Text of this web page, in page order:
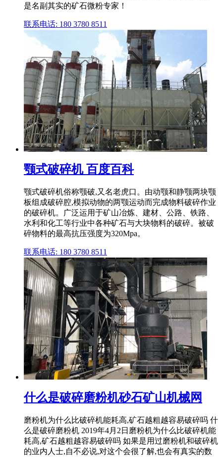
是名副其实的矿石微粉专家！
联系电话: 180 3780 8511
颚式破碎机 百度百科
颚式破碎机俗称颚破,又名老虎口。由动颚和静颚两块颚
板组成破碎腔,模拟动物的两颚运动而完成物料破碎作业
的破碎机。广泛运用于矿山冶炼、建材、公路、铁路、
水利和化工等行业中各种矿石与大块物料的破碎。被破
碎物料的最高抗压强度为320Mpa。
联系电话: 180 3780 8511
什么是破碎磨粉机砂石矿山机械网
磨粉机为什么比破碎机能耗高,矿石越粗越容易破碎吗 什
么是破碎磨粉机 2019年4月2日磨粉机为什么比破碎机能
耗高,矿石越粗越容易破碎吗 如果是用过磨粉机和破碎机
的业内人士,自不必说,对这个会很了解,也会有真实的数